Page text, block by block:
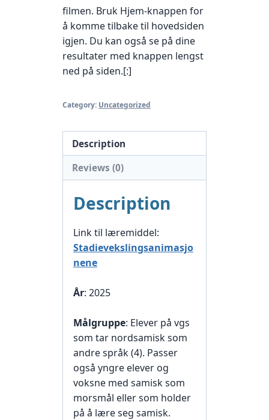
filmen. Bruk Hjem-knappen for
å komme tilbake til hovedsiden
igjen. Du kan også se på dine
resultater med knappen lengst
ned på siden.[:]
Category: Uncategorized
Description
Reviews (0)
Description
Link til læremiddel:
Stadievekslingsanimasjo
nene
År: 2025
Målgruppe: Elever på vgs
som tar nordsamisk som
andre språk (4). Passer
også yngre elever og
voksne med samisk som
morsmål eller som holder
på å lære seg samisk.